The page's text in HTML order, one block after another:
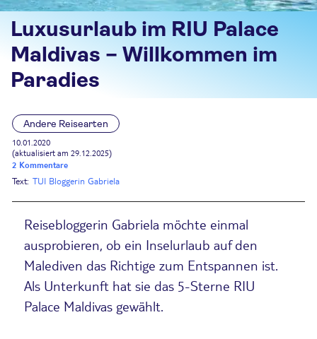
Luxusurlaub im RIU Palace
Maldivas – Willkommen im
Paradies
Andere Reisearten
10.01.2020
(aktualisiert am 29.12.2025)
2 Kommentare
Text: TUI Bloggerin Gabriela
Reisebloggerin Gabriela möchte einmal
ausprobieren, ob ein Inselurlaub auf den
Malediven das Richtige zum Entspannen ist.
Als Unterkunft hat sie das 5-Sterne RIU
Palace Maldivas gewählt.